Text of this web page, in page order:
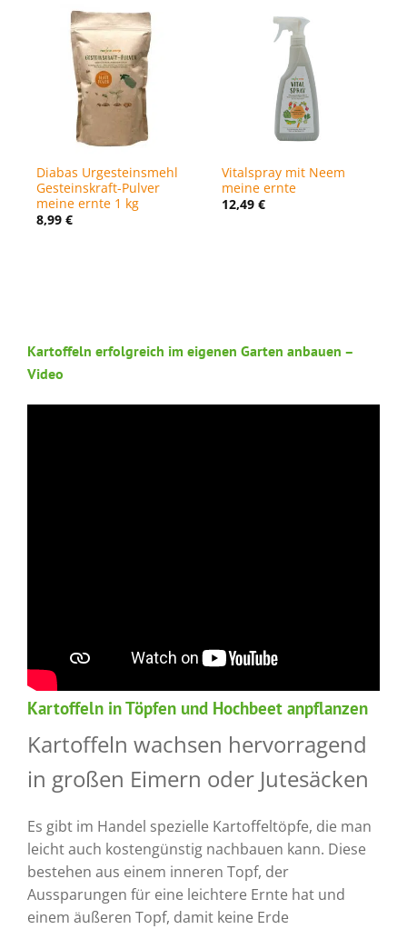
Diabas Urgesteinsmehl
Gesteinskraft-Pulver
meine ernte 1 kg
8,99 €
Vitalspray mit Neem
meine ernte
12,49 €
Kartoffeln erfolgreich im eigenen Garten anbauen –
Video
Kartoffeln in Töpfen und Hochbeet anpflanzen
Kartoffeln wachsen hervorragend
in großen Eimern oder Jutesäcken
Es gibt im Handel spezielle Kartoffeltöpfe, die man
leicht auch kostengünstig nachbauen kann. Diese
bestehen aus einem inneren Topf, der
Aussparungen für eine leichtere Ernte hat und
einem äußeren Topf, damit keine Erde